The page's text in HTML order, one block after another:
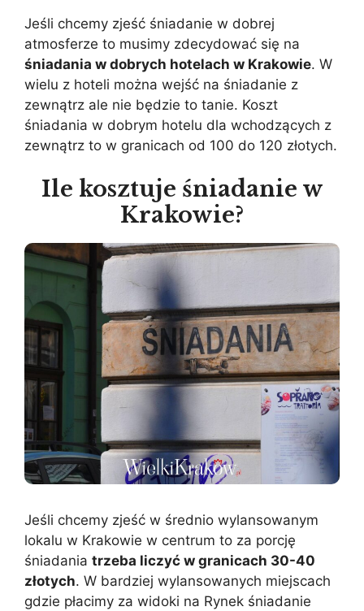
Jeśli chcemy zjeść śniadanie w dobrej
atmosferze to musimy zdecydować się na
śniadania w dobrych hotelach w Krakowie. W
wielu z hoteli można wejść na śniadanie z
zewnątrz ale nie będzie to tanie. Koszt
śniadania w dobrym hotelu dla wchodzących z
zewnątrz to w granicach od 100 do 120 złotych.
Ile kosztuje śniadanie w
Krakowie?
Jeśli chcemy zjeść w średnio wylansowanym
lokalu w Krakowie w centrum to za porcję
śniadania trzeba liczyć w granicach 30-40
złotych. W bardziej wylansowanych miejscach
gdzie płacimy za widoki na Rynek śniadanie